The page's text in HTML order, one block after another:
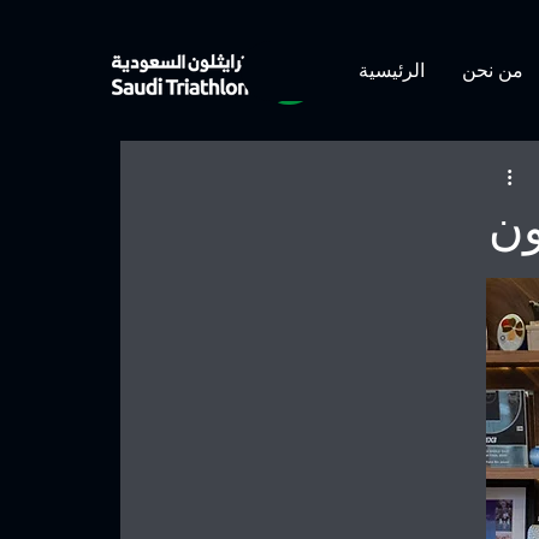
الرئيسية من نحن